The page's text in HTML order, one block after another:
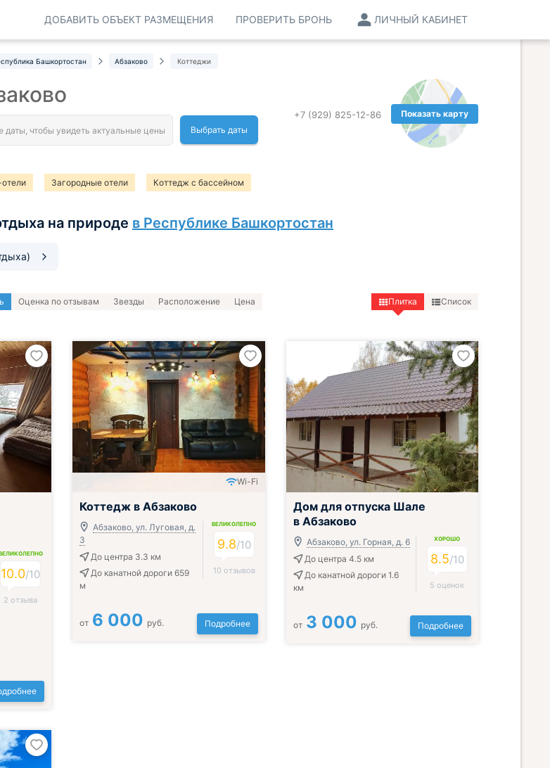
ЛИЧНЫЙ КАБИНЕТ
ПРОВЕРИТЬ БРОНЬ
ДОБАВИТЬ ОБЪЕКТ РАЗМЕЩЕНИЯ
Башкортостан Абзаково Коттеджи
Показать карту
+7 (929) 825-12-86
Выбрать даты
Загородные отели Коттедж с бассейном
на природе в Республике Башкортостан
Оценка по отзывам Звезды Расположение Цена Плитка Список
10.0/10
2 отзыва
Wi-Fi
Коттедж в Абзаково
Абзаково, ул. Луговая, д.
3
До центра 3.3 км
До канатной дороги 659
м
ВЕЛИКОЛЕПНО
9.8/10
10 отзывов
от 6 000 руб. Подробнее
Дом для отпуска Шале
в Абзаково
Абзаково, ул. Горная, д. 6
До центра 4.5 км
До канатной дороги 1.6
км
ХОРОШО
8.5/10
5 оценок
от 3 000 руб. Подробнее